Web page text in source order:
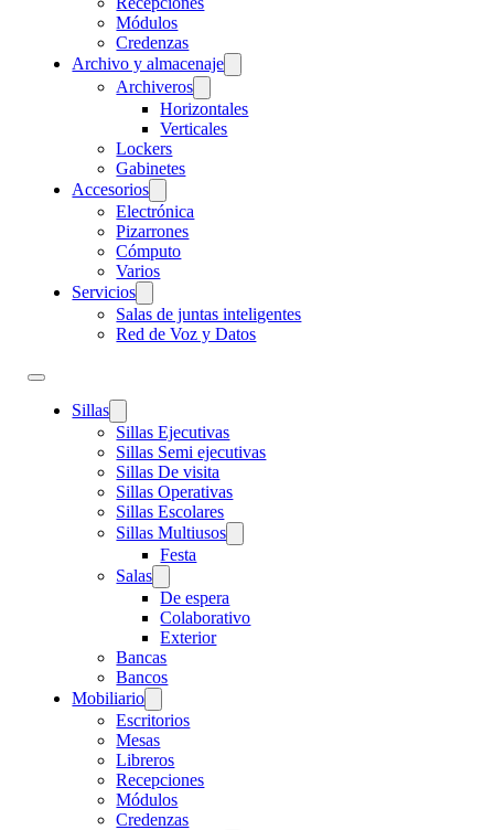
Módulos
Credenzas
Archivo y almacenaje
Archiveros
Horizontales
Verticales
Lockers
Gabinetes
Accesorios
Electrónica
Pizarrones
Cómputo
Varios
Servicios
Salas de juntas inteligentes
Red de Voz y Datos
Sillas
Sillas Ejecutivas
Sillas Semi ejecutivas
Sillas De visita
Sillas Operativas
Sillas Escolares
Sillas Multiusos
Festa
Salas
De espera
Colaborativo
Exterior
Bancas
Bancos
Mobiliario
Escritorios
Mesas
Libreros
Recepciones
Módulos
Credenzas